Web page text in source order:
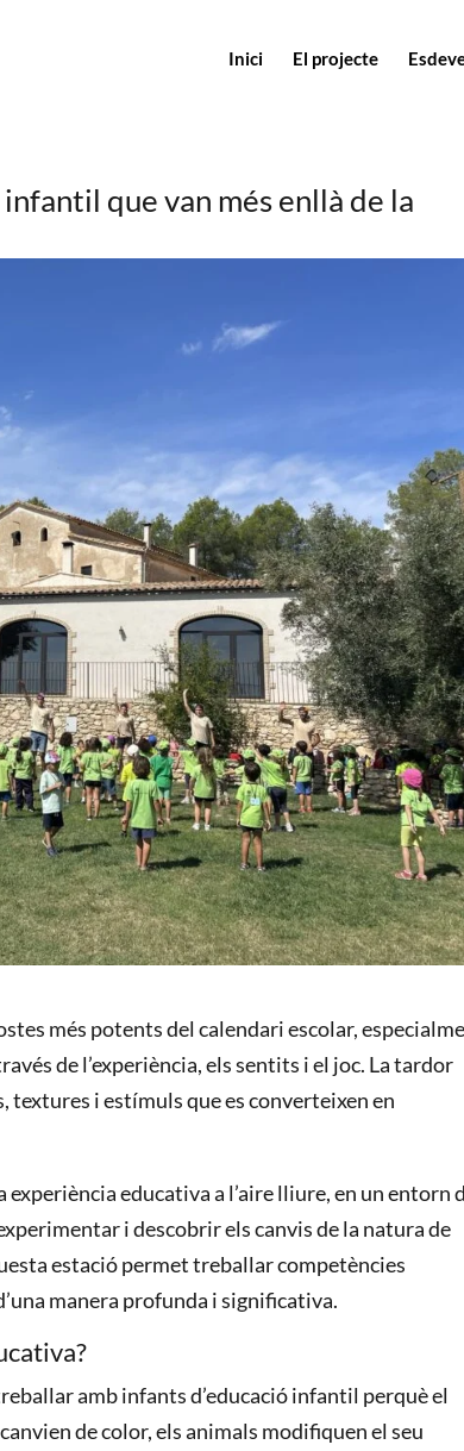
Inici El projecte
que van més enllà de la
més potents del calendari escolar,
de l’experiència, els sentits i el joc. La tardor
i estímuls que es converteixen en
educativa a l’aire lliure, en un entorn
i descobrir els canvis de la natura de
estació permet treballar competències
manera profunda i significativa.
amb infants d’educació infantil perquè el
de color, els animals modifiquen el seu